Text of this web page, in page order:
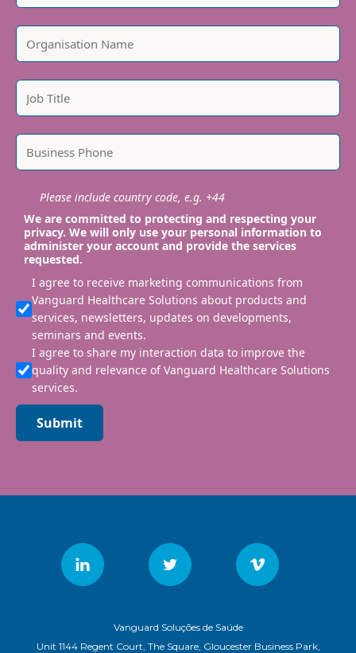
Please include country code, e.g. +44
We are committed to protecting and respecting your
privacy. We will only use your personal information to
administer your account and provide the services
requested.
I agree to receive marketing communications from
Vanguard Healthcare Solutions about products and
services, newsletters, updates on developments,
seminars and events.
I agree to share my interaction data to improve the
quality and relevance of Vanguard Healthcare Solutions
services.
Submit
Vanguard Soluções de Saúde
Unit 1144 Regent Court, The Square, Gloucester Business Park,